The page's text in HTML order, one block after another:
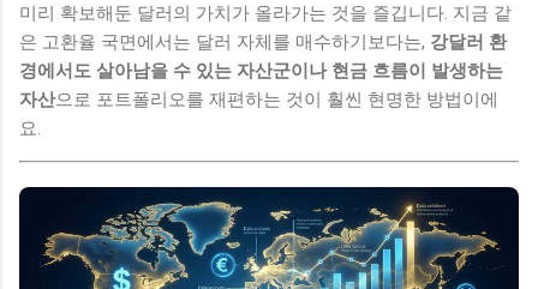
미리 확보해둔 달러의 가치가 올라가는 것을 즐깁니다. 지금 같
은 고환율 국면에서는 달러 자체를 매수하기보다는, 강달러 환
경에서도 살아남을 수 있는 자산군이나 현금 흐름이 발생하는
자산으로 포트폴리오를 재편하는 것이 훨씬 현명한 방법이에
요.